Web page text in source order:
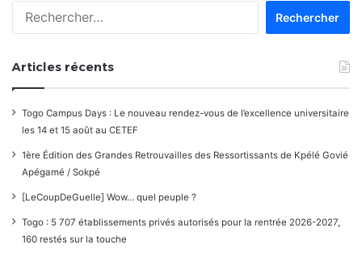
Articles récents
Togo Campus Days : Le nouveau rendez-vous de l’excellence universitaire
les 14 et 15 août au CETEF
1ère Édition des Grandes Retrouvailles des Ressortissants de Kpélé Govié
Apégamé / Sokpé
[LeCoupDeGuelle] Wow… quel peuple ?
Togo : 5 707 établissements privés autorisés pour la rentrée 2026-2027,
160 restés sur la touche